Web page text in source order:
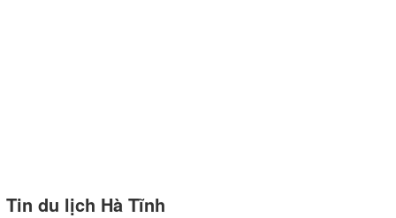
Tin du lịch Hà Tĩnh